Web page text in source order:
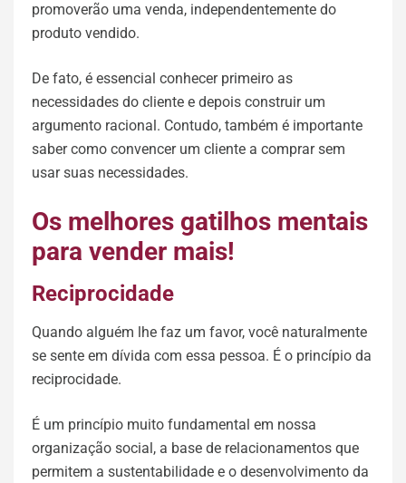
promoverão uma venda, independentemente do
produto vendido.
De fato, é essencial conhecer primeiro as
necessidades do cliente e depois construir um
argumento racional. Contudo, também é importante
saber como convencer um cliente a comprar sem
usar suas necessidades.
Os melhores gatilhos mentais
para vender mais!
Reciprocidade
Quando alguém lhe faz um favor, você naturalmente
se sente em dívida com essa pessoa. É o princípio da
reciprocidade.
É um princípio muito fundamental em nossa
organização social, a base de relacionamentos que
permitem a sustentabilidade e o desenvolvimento da